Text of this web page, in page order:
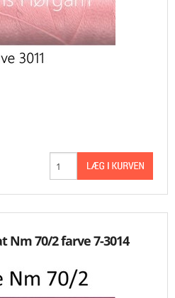
70/2 farve 7-3014